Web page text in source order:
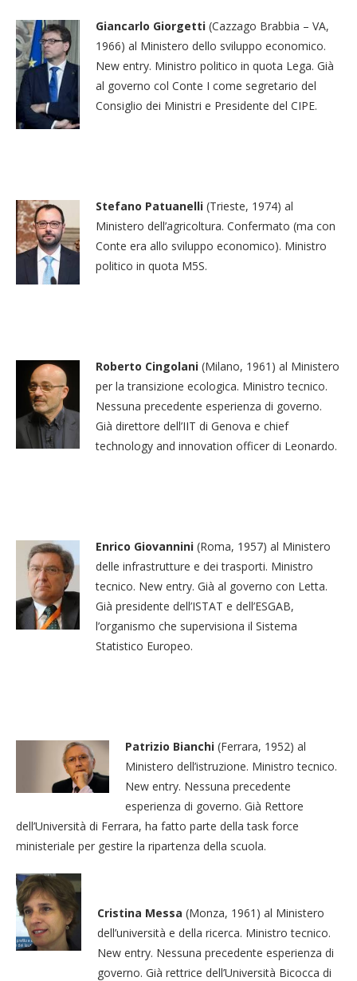
Giancarlo Giorgetti (Cazzago Brabbia – VA,
1966) al Ministero dello sviluppo economico.
New entry. Ministro politico in quota Lega. Già
al governo col Conte I come segretario del
Consiglio dei Ministri e Presidente del CIPE.
Stefano Patuanelli (Trieste, 1974) al
Ministero dell’agricoltura. Confermato (ma con
Conte era allo sviluppo economico). Ministro
politico in quota M5S.
Roberto Cingolani (Milano, 1961) al Ministero
per la transizione ecologica. Ministro tecnico.
Nessuna precedente esperienza di governo.
Già direttore dell’IIT di Genova e chief
technology and innovation officer di Leonardo.
Enrico Giovannini (Roma, 1957) al Ministero
delle infrastrutture e dei trasporti. Ministro
tecnico. New entry. Già al governo con Letta.
Già presidente dell’ISTAT e dell’ESGAB,
l’organismo che supervisiona il Sistema
Statistico Europeo.
Patrizio Bianchi (Ferrara, 1952) al
Ministero dell’istruzione. Ministro tecnico.
New entry. Nessuna precedente
esperienza di governo. Già Rettore
dell’Università di Ferrara, ha fatto parte della task force
ministeriale per gestire la ripartenza della scuola.
Cristina Messa (Monza, 1961) al Ministero
dell’università e della ricerca. Ministro tecnico.
New entry. Nessuna precedente esperienza di
governo. Già rettrice dell’Università Bicocca di